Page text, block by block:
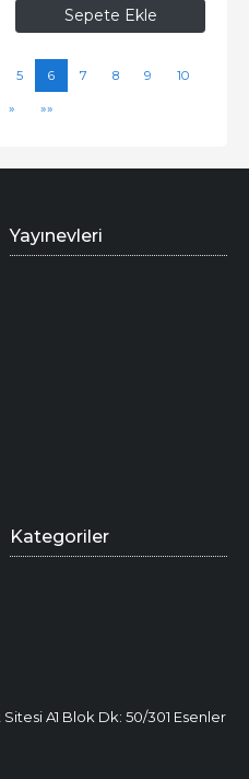
Sepete Ekle
5 6 7 8 9 10
» »»
A1 Blok Dk: 50/301 Esenler
Yayınevleri
Kategoriler